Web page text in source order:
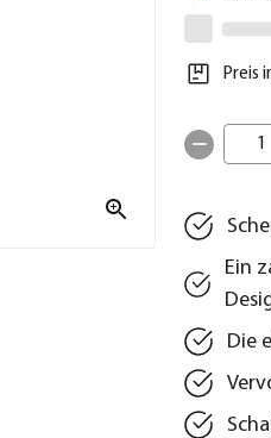
Preis
1
Ein
Die